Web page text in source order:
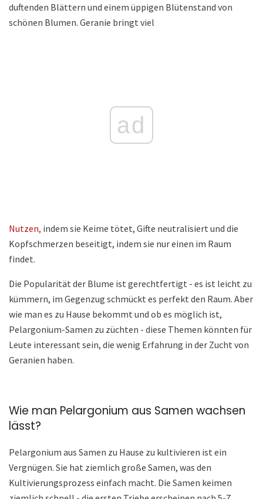
duftenden Blättern und einem üppigen Blütenstand von
schönen Blumen. Geranie bringt viel
ad
Nutzen, indem sie Keime tötet, Gifte neutralisiert und die
Kopfschmerzen beseitigt, indem sie nur einen im Raum
findet.
Die Popularität der Blume ist gerechtfertigt - es ist leicht zu
kümmern, im Gegenzug schmückt es perfekt den Raum. Aber
wie man es zu Hause bekommt und ob es möglich ist,
Pelargonium-Samen zu züchten - diese Themen könnten für
Leute interessant sein, die wenig Erfahrung in der Zucht von
Geranien haben.
Wie man Pelargonium aus Samen wachsen
lässt?
Pelargonium aus Samen zu Hause zu kultivieren ist ein
Vergnügen. Sie hat ziemlich große Samen, was den
Kultivierungsprozess einfach macht. Die Samen keimen